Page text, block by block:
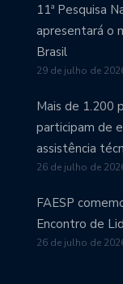
11ª Pesquisa
apresentará o
Brasil
29 de julho de
Mais de 1.200
participam de
assistência
26 de julho de
FAESP
Encontro de
26 de julho de